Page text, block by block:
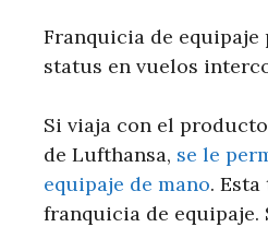
Franquicia de equipaje
status en vuelos
Si viaja con el
de Lufthansa, se le
equipaje de mano.
franquicia de equipaje.